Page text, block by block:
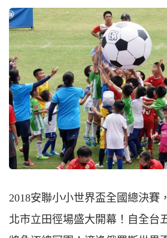
2018安聯小小世界盃全國總決賽
北市立田徑場盛大開幕！自全台